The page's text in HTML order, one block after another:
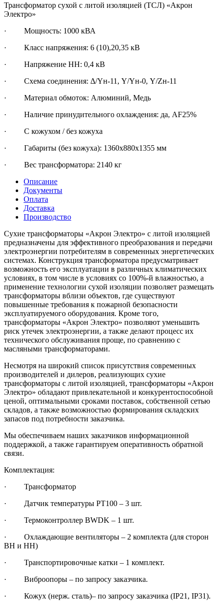
Трансформатор сухой с литой изоляцией (ТСЛ) «Акрон
Электро»
· Мощность: 1000 кВА
· Класс напряжения: 6 (10),20,35 кВ
· Напряжение НН: 0,4 кВ
· Схема соединения: Δ/Yн-11, Y/Yн-0, Y/Zн-11
· Материал обмоток: Алюминий, Медь
· Наличие принудительного охлаждения: да, AF25%
· С кожухом / без кожуха
· Габариты (без кожуха): 1360х880х1355 мм
· Вес трансформатора: 2140 кг
Описание
Документы
Оплата
Доставка
Производство
Сухие трансформаторы «Акрон Электро» с литой изоляцией
предназначены для эффективного преобразования и передачи
электроэнергии потребителям в современных энергетических
системах. Конструкция трансформатора предусматривает
возможность его эксплуатации в различных климатических
условиях, в том числе в условиях со 100%-й влажностью, а
применение технологии сухой изоляции позволяет размещать
трансформаторы вблизи объектов, где существуют
повышенные требования к пожарной безопасности
эксплуатируемого оборудования. Кроме того,
трансформаторы «Акрон Электро» позволяют уменьшить
риск утечек электроэнергии, а также делают процесс их
технического обслуживания проще, по сравнению с
масляными трансформаторами.
Несмотря на широкий список присутствия современных
производителей и дилеров, реализующих сухие
трансформаторы с литой изоляцией, трансформаторы «Акрон
Электро» обладают привлекательной и конкурентоспособной
ценой, оптимальными сроками поставок, собственной сетью
складов, а также возможностью формирования складских
запасов под потребности заказчика.
Мы обеспечиваем наших заказчиков информационной
поддержкой, а также гарантируем оперативность обратной
связи.
Комплектация:
· Трансформатор
· Датчик температуры РТ100 – 3 шт.
· Термоконтроллер BWDK – 1 шт.
· Охлаждающие вентиляторы – 2 комплекта (для сторон
ВН и НН)
· Транспортировочные катки – 1 комплект.
· Виброопоры – по запросу заказчика.
· Кожух (нерж. сталь)– по запросу заказчика (IP21, IP31).